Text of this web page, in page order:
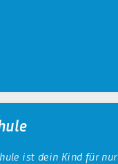
ist dein Kind für nur